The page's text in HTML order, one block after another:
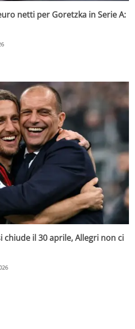
netti per Goretzka in Serie A:
chiude il 30 aprile, Allegri non ci